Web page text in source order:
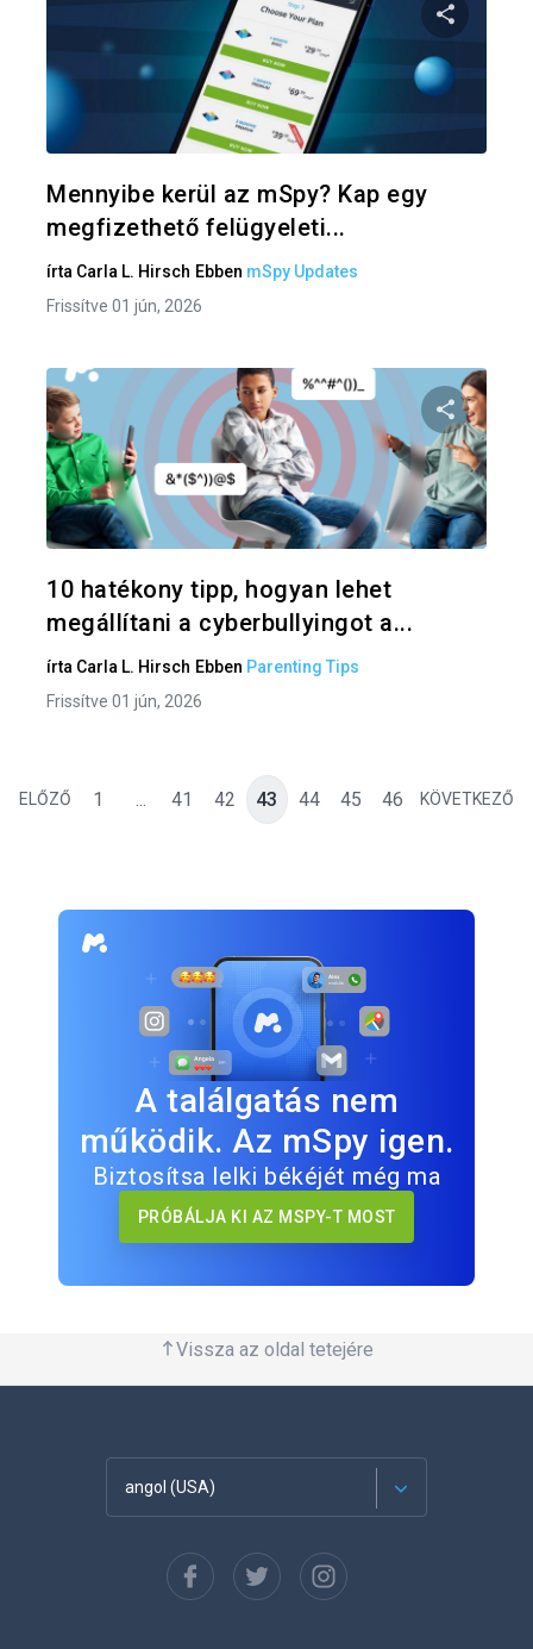
Oszd
Mennyibe kerül az mSpy? Kap egy
megfizethető felügyeleti...
írta Carla L. Hirsch Ebben mSpy Updates
Frissítve 01 jún, 2026
Oszd
10 hatékony tipp, hogyan lehet
megállítani a cyberbullyingot a...
írta Carla L. Hirsch Ebben Parenting Tips
Frissítve 01 jún, 2026
ELŐZŐ 1 ... 41 42 43 44 45 46 KÖVETKEZŐ
A találgatás nem
működik. Az mSpy igen.
Biztosítsa lelki békéjét még ma
PRÓBÁLJA KI AZ MSPY-T MOST
Vissza az oldal tetejére
angol (USA)
Español